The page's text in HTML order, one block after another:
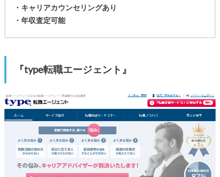
・キャリアカウンセリングあり
・年収査定可能
『type転職エージェント』